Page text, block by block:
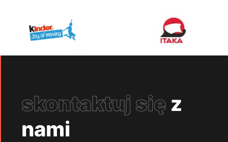
skontaktuj się z
nami